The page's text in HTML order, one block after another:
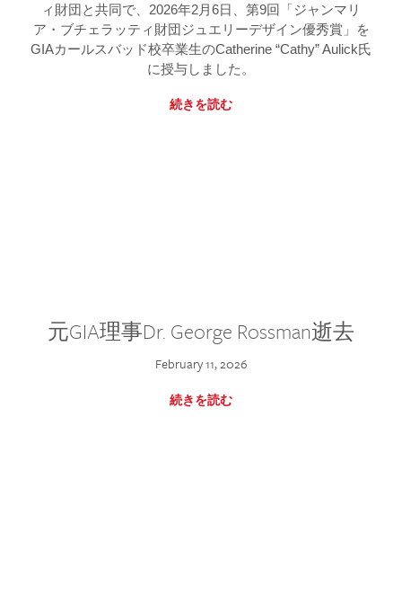
ィ財団と共同で、2026年2月6日、第9回「ジャンマリ
ア・ブチェラッティ財団ジュエリーデザイン優秀賞」を
GIAカールスバッド校卒業生のCatherine “Cathy” Aulick氏
に授与しました。
続きを読む
元GIA理事Dr. George Rossman逝去
February 11, 2026
続きを読む